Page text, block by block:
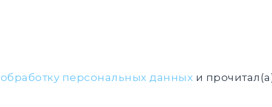
обработку персональных данных и